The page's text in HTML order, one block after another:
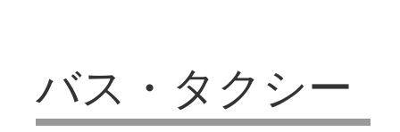
バス・タクシー